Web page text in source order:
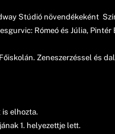
Stúdió növendékeként
Rómeó és Júlia,
Zeneszerzéssel és
is elhozta.
1. helyezettje lett.